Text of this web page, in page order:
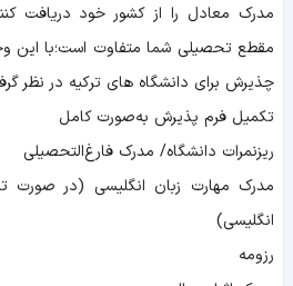
مدرک معادل را از کشور خود دریافت
مقطع تحصیلی شما متفاوت است؛با این
چذیرش برای دانشگاه های ترکیه در نظر
تکمیل فرم پذیرش به‌صورت کامل
ریزنمرات دانشگاه/ مدرک فارغ‌التحصیلی
مدرک مهارت زبان انگلیسی (در صورت
انگلیسی)
رزومه